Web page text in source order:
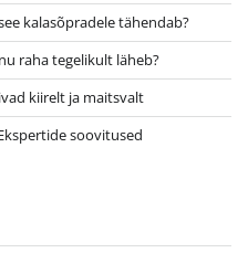
kalasõpradele tähendab?
raha tegelikult läheb?
kiirelt ja maitsvalt
soovitused